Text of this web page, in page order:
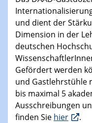
und dient der
Dimension in der
deutschen
Gefördert werden
und Gastlehrstühle
bis maximal 5
Ausschreibungen
finden Sie hier .